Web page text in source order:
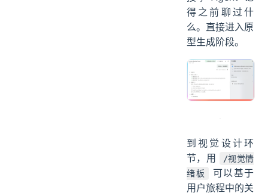
再重复输入项目
背景信息。
QoderWork 的
接，Agent 记
得之前聊过什
么。直接进入原